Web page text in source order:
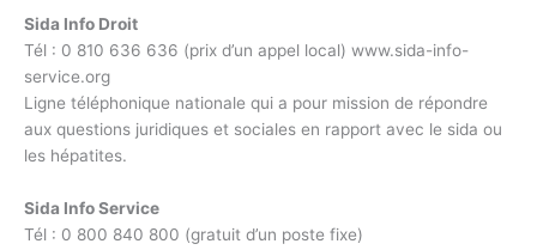
Sida Info Droit
Tél : 0 810 636 636 (prix d’un appel local) www.sida-info-
service.org
Ligne téléphonique nationale qui a pour mission de répondre
aux questions juridiques et sociales en rapport avec le sida ou
les hépatites.
Sida Info Service
Tél : 0 800 840 800 (gratuit d’un poste fixe)